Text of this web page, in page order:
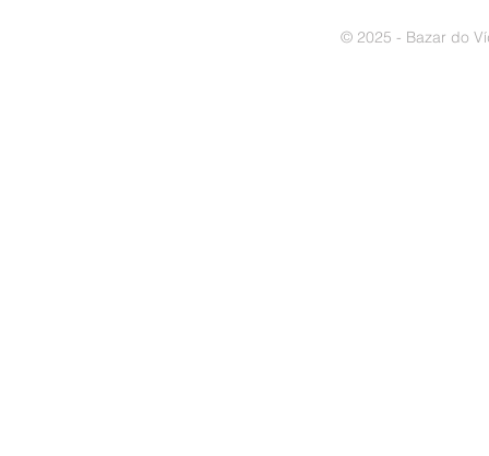
© 2025 - Bazar do